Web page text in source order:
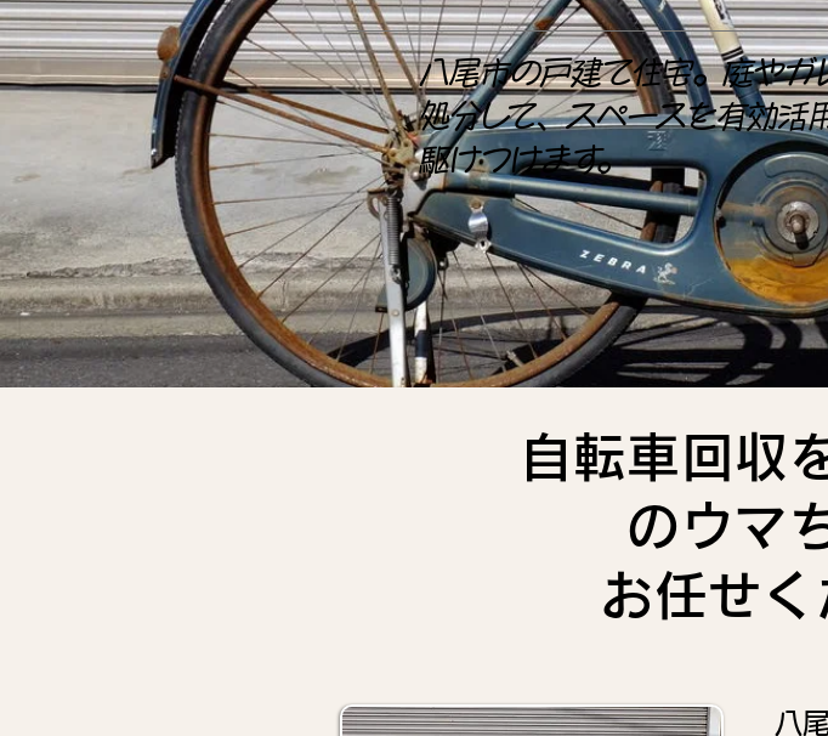
八尾市の戸建て住宅。庭や
処分して、スペースを有効活
駆けつけます。
自転車回収
のウマ
お任せく
八